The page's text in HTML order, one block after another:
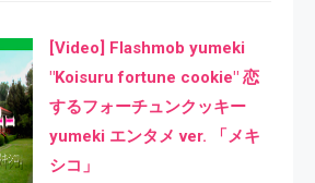
[Video] Flashmob yumeki
"Koisuru fortune cookie" 恋
するフォーチュンクッキー
yumeki エンタメ ver. 「メキ
シコ」